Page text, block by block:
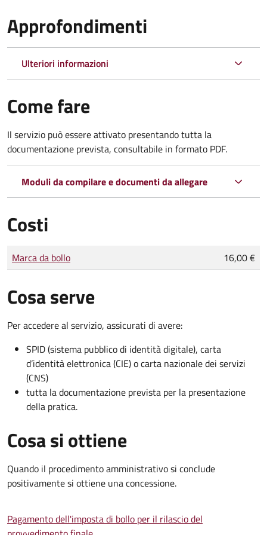
Approfondimenti
Ulteriori informazioni
Come fare
Il servizio può essere attivato presentando tutta la
documentazione prevista, consultabile in formato PDF.
Moduli da compilare e documenti da allegare
Costi
Tipo di pagamento
Importo
Marca da bollo 16,00 €
Cosa serve
Per accedere al servizio, assicurati di avere:
SPID (sistema pubblico di identità digitale), carta
d’identità elettronica (CIE) o carta nazionale dei servizi
(CNS)
tutta la documentazione prevista per la presentazione
della pratica.
Cosa si ottiene
Quando il procedimento amministrativo si conclude
positivamente si ottiene una concessione.
Pagamento dell'imposta di bollo per il rilascio del